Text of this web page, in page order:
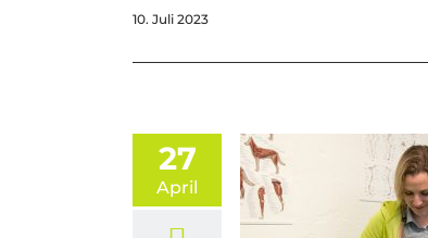
10. Juli 2023
27
April